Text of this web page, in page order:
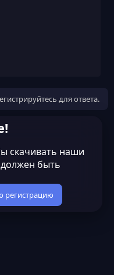
для ответа.
скачивать наши
должен быть
регистрацию